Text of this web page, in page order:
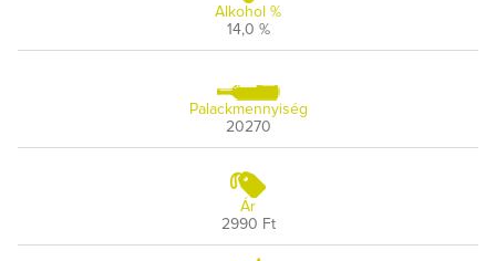
Alkohol %
14,0 %
Palackmennyiség
20270
Ár
2990 Ft